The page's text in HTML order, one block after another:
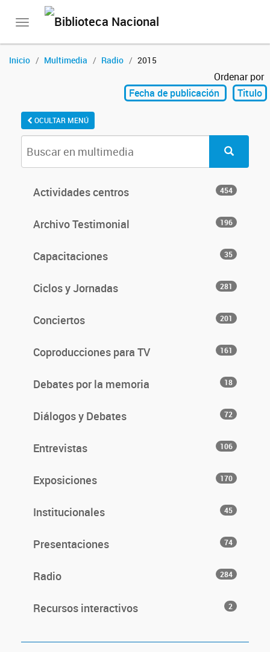
Toggle
Inicio Multimedia Radio 2015
Ordenar por
Fecha de publicación
Titulo
OCULTAR MENÚ
Actividades centros 454
Archivo Testimonial 196
Capacitaciones 35
Ciclos y Jornadas 281
Conciertos 201
Coproducciones para TV 161
Debates por la memoria 18
Diálogos y Debates 72
Entrevistas 106
Exposiciones 170
Institucionales 45
Presentaciones 74
Radio 284
Recursos interactivos 2